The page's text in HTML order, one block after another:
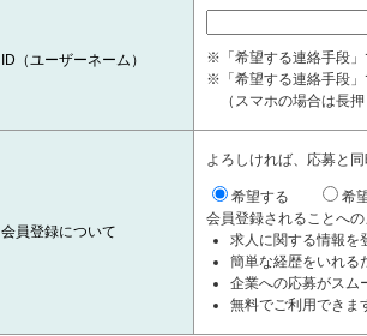
ID（ユーザーネーム）
※「希望する連絡手段」
※「希望する連絡手段」
（スマホの場合は長押
会員登録について
よろしければ、応募と
希望する
希
会員登録されることへ
求人に関する情報を
簡単な経歴をいれる
企業への応募がスム
無料でご利用できま